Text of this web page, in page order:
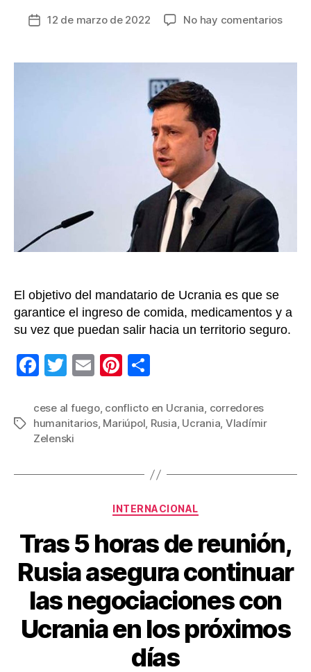
Fecha
entrada
12 de marzo de 2022 No hay comentariosen
El objetivo del mandatario de Ucrania es que se
garantice el ingreso de comida, medicamentos y a
su vez que puedan salir hacia un territorio seguro.
F
c
e
o
T
tt
er
E
ail
Pi
er
e
m
p
tir
Etiquetas
cese al fuego, conflicto en Ucrania, corredores
humanitarios, Mariúpol, Rusia, Ucrania, Vladímir
Zelenski
Categorías
INTERNACIONAL
Tras 5 horas de reunión,
Rusia asegura continuar
las negociaciones con
Ucrania en los próximos
días